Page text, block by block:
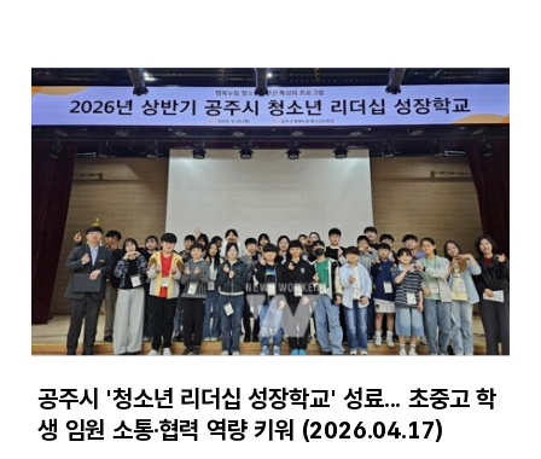
공주시 '청소년 리더십 성장학교' 성료... 초중고 학
생 임원 소통·협력 역량 키워 (2026.04.17)